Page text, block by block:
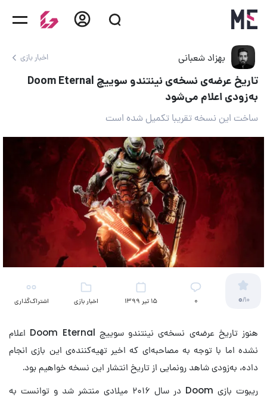
بهزاد شعبانی اخبار بازی
تاریخ عرضه‌ی نسخه‌ی نینتندو سوییچ Doom Eternal
به‌زودی اعلام می‌شود
ساخت این نسخه تقریبا تکمیل شده است
0/10 ۰ 15 تیر 1399 اخبار بازی اشتراک‌گذاری
هنوز تاریخ عرضه‌ی نسخه‌ی نینتندو سوییچ Doom Eternal اعلام
نشده اما با توجه به مصاحبه‌‌ای که اخیر تهیه‌کننده‌ی این بازی انجام
داده، به‌زودی شاهد رونمایی از تاریخ انتشار این نسخه خواهیم بود.
ریبوت بازی Doom در سال ۲۰۱۶ میلادی منتشر شد و توانست به